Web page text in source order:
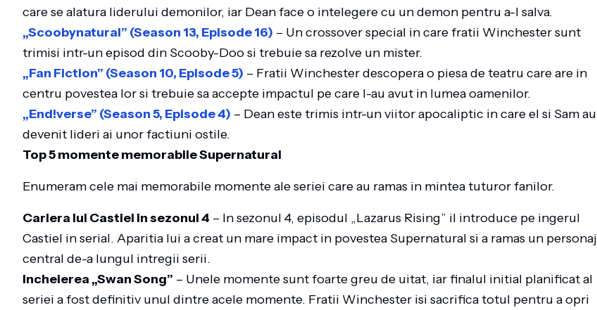
care se alatura liderului demonilor, iar Dean face o intelegere cu un demon pentru a-l salva.
„Scoobynatural” (Season 13, Episode 16) – Un crossover special in care fratii Winchester sunt
trimisi intr-un episod din Scooby-Doo si trebuie sa rezolve un mister.
„Fan Fiction” (Season 10, Episode 5) – Fratii Winchester descopera o piesa de teatru care are in
centru povestea lor si trebuie sa accepte impactul pe care l-au avut in lumea oamenilor.
„End!verse” (Season 5, Episode 4) – Dean este trimis intr-un viitor apocaliptic in care el si Sam au
devenit lideri ai unor factiuni ostile.
Top 5 momente memorabile Supernatural
Enumeram cele mai memorabile momente ale seriei care au ramas in mintea tuturor fanilor.
Cariera lui Castiel in sezonul 4 – In sezonul 4, episodul „Lazarus Rising” il introduce pe ingerul
Castiel in serial. Aparitia lui a creat un mare impact in povestea Supernatural si a ramas un personaj
central de-a lungul intregii serii.
Incheierea „Swan Song” – Unele momente sunt foarte greu de uitat, iar finalul initial planificat al
seriei a fost definitiv unul dintre acele momente. Fratii Winchester isi sacrifica totul pentru a opri